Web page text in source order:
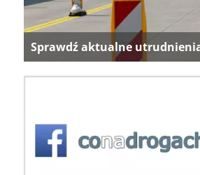
Sprawdź aktualne